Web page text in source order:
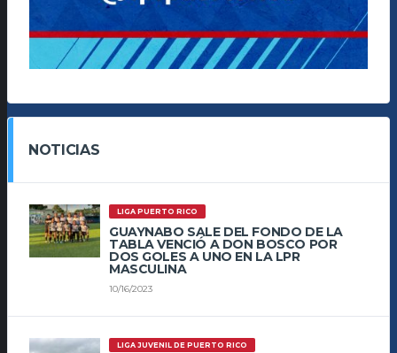
NOTICIAS
LIGA PUERTO RICO
GUAYNABO SALE DEL FONDO DE LA
TABLA VENCIÓ A DON BOSCO POR
DOS GOLES A UNO EN LA LPR
MASCULINA
10/16/2023
LIGA JUVENIL DE PUERTO RICO